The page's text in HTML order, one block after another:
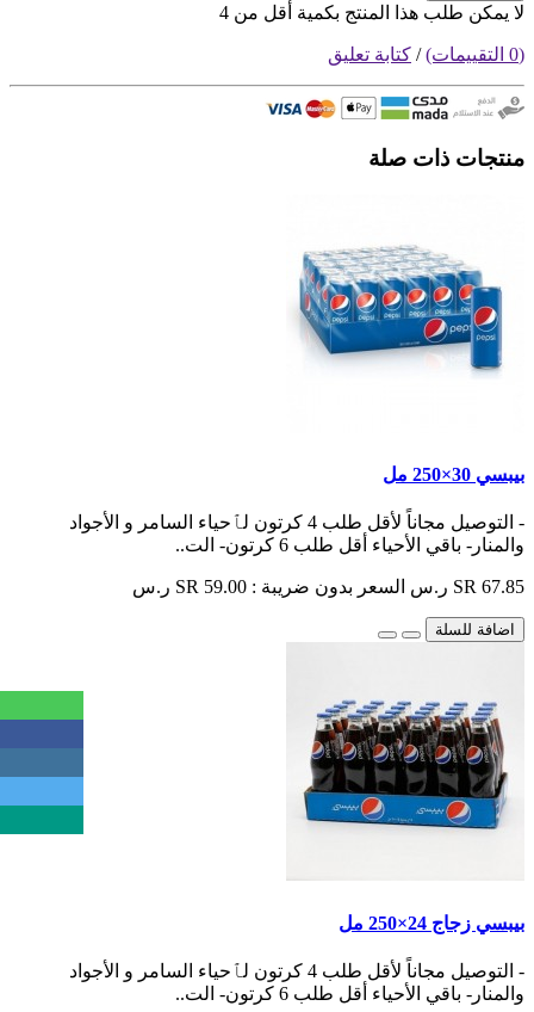
لا يمكن طلب هذا المنتج بكمية أقل من 4
(0 التقييمات) / كتابة تعليق
منتجات ذات صلة
بيبسي 30×250 مل
- التوصيل مجاناً لأقل طلب 4 كرتون لٱحياء السامر و الأجواد
والمنار- باقي الأحياء أقل طلب 6 كرتون- الت..
SR 67.85 ر.س السعر بدون ضريبة : SR 59.00 ر.س
اضافة للسلة
بيبسي زجاج 24×250 مل
- التوصيل مجاناً لأقل طلب 4 كرتون لٱحياء السامر و الأجواد
والمنار- باقي الأحياء أقل طلب 6 كرتون- الت..